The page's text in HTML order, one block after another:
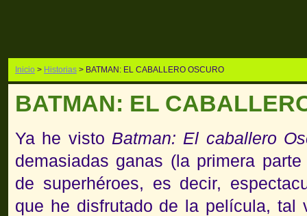
Inicio > Historias > BATMAN: EL CABALLERO OSCURO
BATMAN: EL
Ya he visto Batman: El caballero
demasiadas ganas (la primera
de superhéroes, es decir,
que he disfrutado de la película, tal